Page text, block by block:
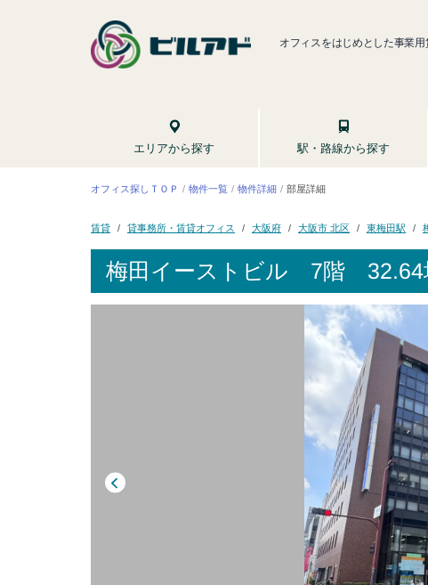
オフィスをはじめとした事業
エリアから探す 駅・路線から探す
オフィス探しＴＯＰ 物件一覧 物件詳細 部屋詳細
賃貸 貸事務所・賃貸オフィス 大阪府 大阪市 北区 東梅田駅
梅田イーストビル 7階 32.64